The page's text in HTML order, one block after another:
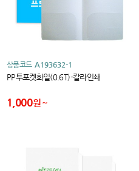
상품코드 A193632-1
PP투포켓화일(0.6T)-칼라인쇄
1,000원